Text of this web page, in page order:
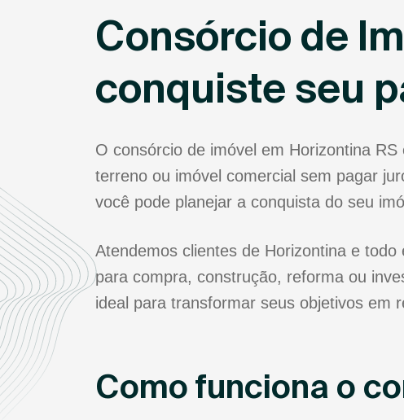
Consórcio de
conquiste seu
O consórcio de imóvel em Horizontina
terreno ou imóvel comercial sem pagar
você pode planejar a conquista do seu
Atendemos clientes de Horizontina e
para compra, construção, reforma ou
ideal para transformar seus objetivos em
Como funciona o